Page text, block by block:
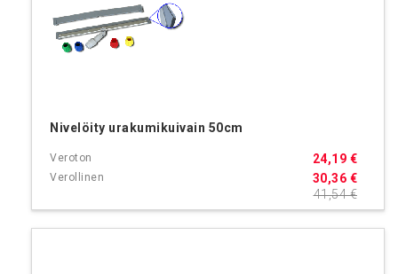
Nivelöity urakumikuivain 50cm
30,36 €
24,19 €
41,54 €